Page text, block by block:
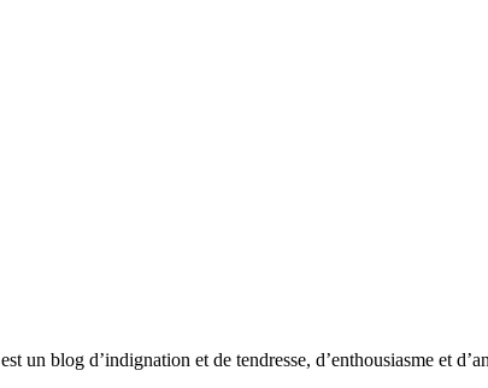
est un blog d’indignation et de tendresse, d’enthousiasme et